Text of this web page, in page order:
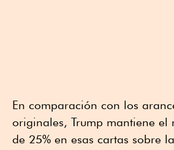
En comparación con los
originales, Trump mantiene el
de 25% en esas cartas sobre